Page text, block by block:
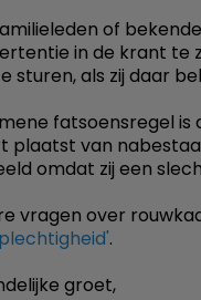
of
in de krant te
sturen, als zij daar
fatsoensregel
plaatst van
omdat zij een
vragen over
.
groet,